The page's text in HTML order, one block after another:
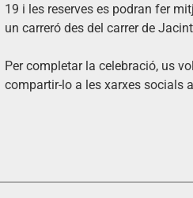
19 i les reserves es podran fer
un carreró des del carrer de
Per completar la celebració, us
compartir-lo a les xarxes socials